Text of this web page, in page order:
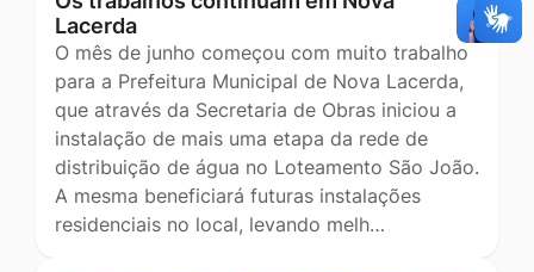
Lacerda
O mês de junho começou com muito trabalho
para a Prefeitura Municipal de Nova Lacerda,
que através da Secretaria de Obras iniciou a
instalação de mais uma etapa da rede de
distribuição de água no Loteamento São João.
A mesma beneficiará futuras instalações
residenciais no local, levando melh…